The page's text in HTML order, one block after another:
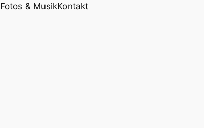
Fotos & MusikKontakt